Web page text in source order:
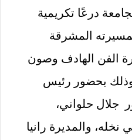
درعًا تكريمية
المشرقة
الفن الهادف وصون
وذلك بحضور رئيس
جلال حلواني،
والمديرة رانيا